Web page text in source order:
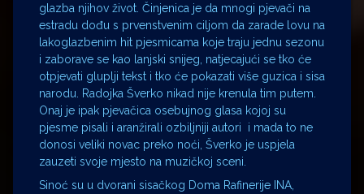
glazba njihov život. Činjenica je da mnogi pjevači na
estradu dođu s prvenstvenim ciljom da zarade lovu na
lakoglazbenim hit pjesmicama koje traju jednu sezonu
i zaborave se kao lanjski snijeg, natjecajući se tko će
otpjevati gluplji tekst i tko će pokazati više guzica i sisa
narodu. Radojka Šverko nikad nije krenula tim putem.
Onaj je ipak pjevačica osebujnog glasa kojoj su
pjesme pisali i aranžirali ozbiljniji autori i mada to ne
donosi veliki novac preko noći, Šverko je uspjela
zauzeti svoje mjesto na muzičkoj sceni.
Sinoć su u dvorani sisačkog Doma Rafinerije INA,